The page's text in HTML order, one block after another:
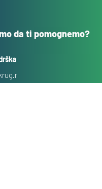
da ti pomognemo?